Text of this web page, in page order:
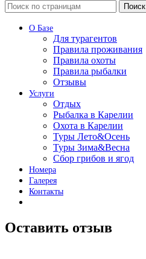
Поиск
О Базе
Для турагентов
Правила проживания
Правила охоты
Правила рыбалки
Отзывы
Услуги
Отдых
Рыбалка в Карелии
Охота в Карелии
Туры Лето&Осень
Туры Зима&Весна
Сбор грибов и ягод
Номера
Галерея
Контакты
Оставить отзыв